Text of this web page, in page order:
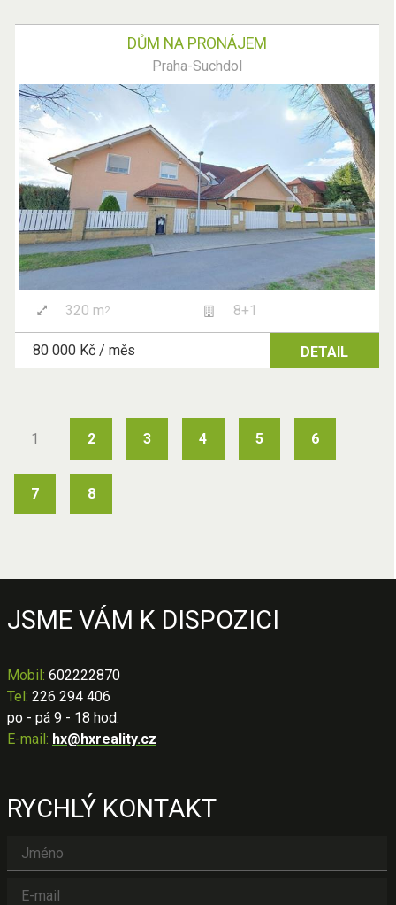
DŮM NA PRONÁJEM
Praha-Suchdol
320 m2 8+1
80 000 Kč / měs DETAIL
1 2 3 4 5 6
7 8
JSME VÁM K DISPOZICI
Mobil : 602222870
Tel: 226 294 406
po - pá 9 - 18 hod.
E-mail: hx@hxreality.cz
RYCHLÝ KONTAKT